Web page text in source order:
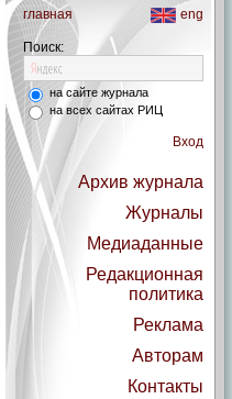
главная eng
Поиск:
на сайте журнала
на всех сайтах РИЦ
Вход
Архив журнала
Журналы
Медиаданные
Редакционная
политика
Реклама
Авторам
Контакты